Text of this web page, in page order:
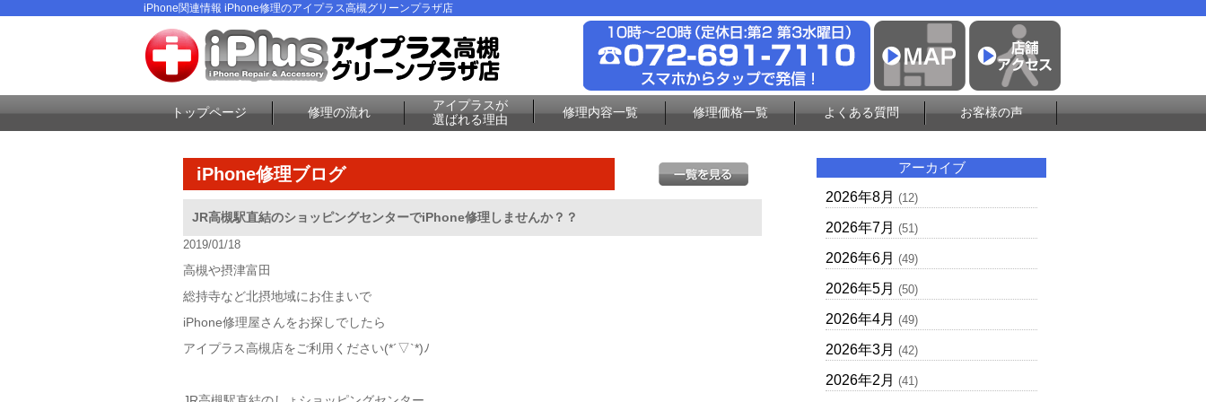
iPhone関連情報 iPhone修理のアイプラス高槻グリーンプラザ店
トップページ 修理の流れ
アイプラスが
選ばれる理由
修理内容一覧 修理価格一覧 よくある質問 お客様の声
iPhone修理ブログ
JR高槻駅直結のショッピングセンターでiPhone修理しませんか？？
2019/01/18
高槻や摂津富田
総持寺など北摂地域にお住まいで
iPhone修理屋さんをお探しでしたら
アイプラス高槻店をご利用ください(*´▽`*)ﾉ
アーカイブ
2026年8月 (12)
2026年7月 (51)
2026年6月 (49)
2026年5月 (50)
2026年4月 (49)
2026年3月 (42)
2026年2月 (41)